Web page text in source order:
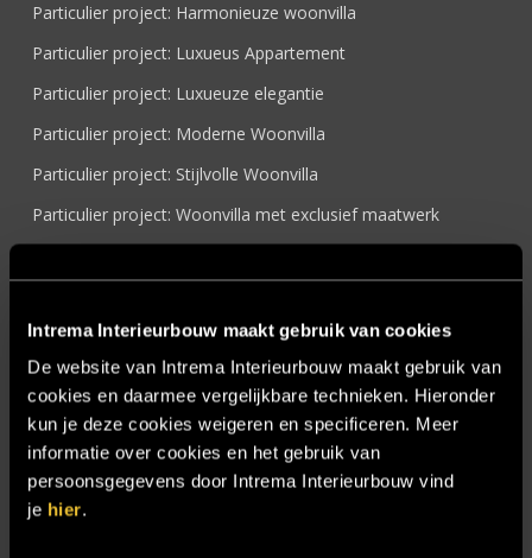
Intrema Interieurbouw maakt gebruik van cookies
De website van Intrema Interieurbouw maakt gebruik van
cookies en daarmee vergelijkbare technieken. Hieronder
kun je deze cookies weigeren en specificeren. Meer
informatie over cookies en het gebruik van
persoonsgegevens door Intrema Interieurbouw vind
je hier.
Particulier project: Harmonieuze woonvilla
Particulier project: Luxueus Appartement
Particulier project: Luxueuze elegantie
Particulier project: Moderne Woonvilla
Particulier project: Stijlvolle Woonvilla
Particulier project: Woonvilla met exclusief maatwerk
Samenwerken
Sensire
Showroom
SIDN
Trebbe MiddenWest